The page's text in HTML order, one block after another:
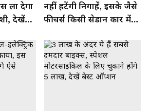
ला देगा
देखें
नहीं हटेंगी निगाहें, इसके जैसे
फीचर्स किसी सेडान कार में